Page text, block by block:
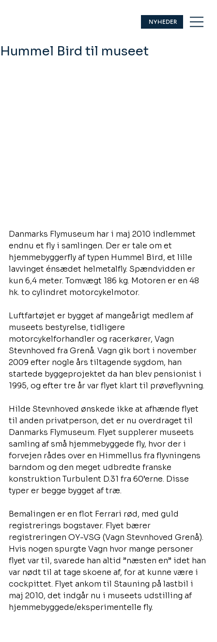
NYHEDER
Hummel Bird til museet
Danmarks Flymuseum har i maj 2010 indlemmet
endnu et fly i samlingen. Der er tale om et
hjemmebyggerfly af typen Hummel Bird, et lille
lavvinget énsædet helmetalfly. Spændvidden er
kun 6,4 meter. Tomvægt 186 kg. Motoren er en 48
hk. to cylindret motorcykelmotor.
Luftfartøjet er bygget af mangeårigt medlem af
museets bestyrelse, tidligere
motorcykelforhandler og racerkører, Vagn
Stevnhoved fra Grenå. Vagn gik bort i november
2009 efter nogle års tiltagende sygdom, han
startede byggeprojektet da han blev pensionist i
1995, og efter tre år var flyet klart til prøveflyvning.
Hilde Stevnhoved ønskede ikke at afhænde flyet
til anden privatperson, det er nu overdraget til
Danmarks Flymuseum. Flyet supplerer museets
samling af små hjemmebyggede fly, hvor der i
forvejen rådes over en Himmellus fra flyvningens
barndom og den meget udbredte franske
konstruktion Turbulent D.31 fra 60’erne. Disse
typer er begge bygget af træ.
Bemalingen er en flot Ferrari rød, med guld
registrerings bogstaver. Flyet bærer
registreringen OY-VSG (Vagn Stevnhoved Grenå).
Hvis nogen spurgte Vagn hvor mange personer
flyet var til, svarede han altid ”næsten en” idet han
var nødt til at tage skoene af, for at kunne være i
cockpittet. Flyet ankom til Stauning på lastbil i
maj 2010, det indgår nu i museets udstilling af
hjemmebyggede/eksperimentelle fly.